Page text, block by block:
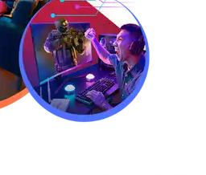
untuk pengguna yang
komunikasi, dan hiburan
satu paket.